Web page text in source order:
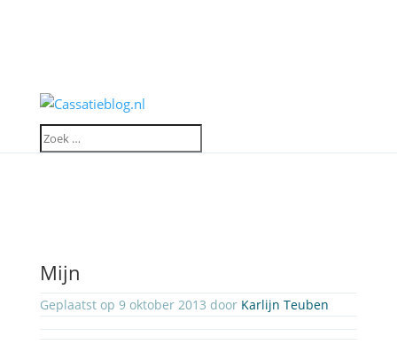
Mijn
Geplaatst op 9 oktober 2013 door Karlijn Teuben